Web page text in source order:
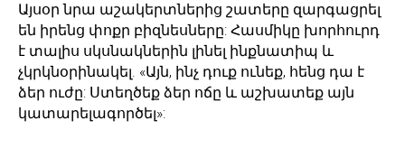
Այսօր նրա աշակերտներից շատերը զարգացրել
են իրենց փոքր բիզնեսները: Հասմիկը խորհուրդ
է տալիս սկսնակներին լինել ինքնատիպ և
չկրկնօրինակել. «Այն, ինչ դուք ունեք, հենց դա է
ձեր ուժը: Ստեղծեք ձեր ոճը և աշխատեք այն
կատարելագործել»: